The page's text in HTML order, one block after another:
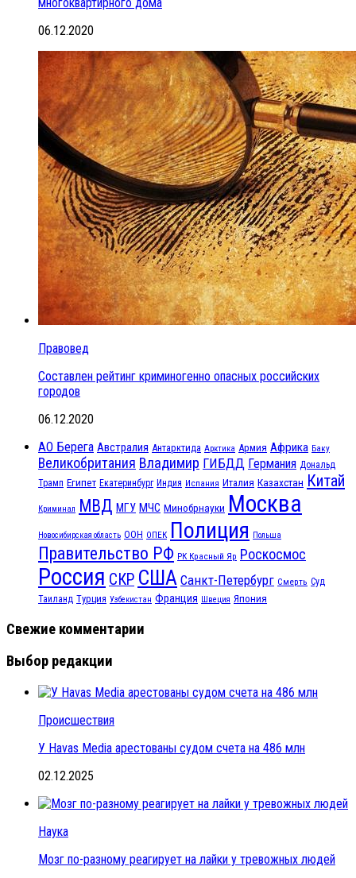
06.12.2020
Правовед
Составлен рейтинг криминогенно опасных российских
городов
06.12.2020
АО Берега Австралия Антарктида Арктика Армия Африка Баку
Великобритания Владимир ГИБДД Германия Дональд
Трамп Египет Екатеринбург Индия Испания Италия Казахстан Китай
Криминал МВД МГУ МЧС Минобрнауки Москва
Новосибирская область ООН ОПЕК Полиция Польша
Правительство РФ РК Красный Яр Роскосмос
Россия СКР США Санкт-Петербург Смерть Суд
Таиланд Турция Узбекистан Франция Швеция Япония
Свежие комментарии
Выбор редакции
Происшествия
У Havas Media арестованы судом счета на 486 млн
02.12.2025
Наука
Мозг по-разному реагирует на лайки у тревожных людей